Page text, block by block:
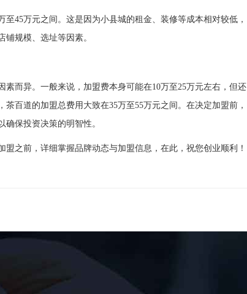
45万元之间。这是因为小县城的租金、装修等成本相对较低，
规模、选址等因素。
而异。一般来说，加盟费本身可能在10万至25万元左右，但还
百道的加盟总费用大致在35万至55万元之间。在决定加盟前，
保投资决策的明智性。
之前，详细掌握品牌动态与加盟信息，在此，祝您创业顺利！